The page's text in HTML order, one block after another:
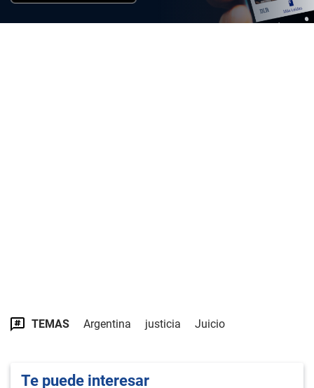
TEMAS Argentina justicia Juicio
Te puede interesar